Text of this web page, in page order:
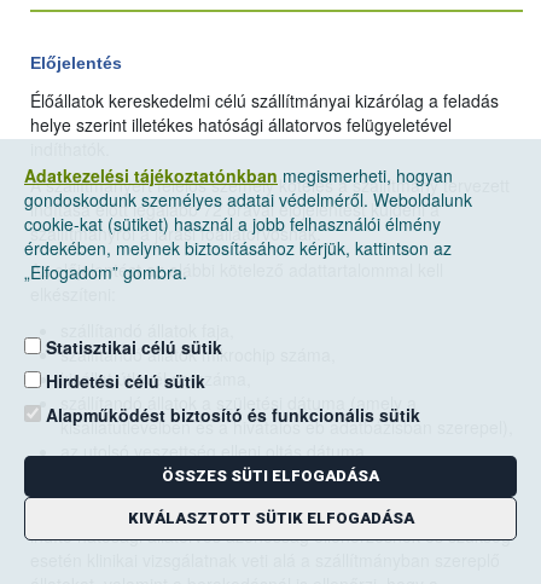
Előjelentés
Élőállatok kereskedelmi célú szállítmányai kizárólag a feladás
helye szerint illetékes hatósági állatorvos felügyeletével
A szállítmányért felelős személy köteles a szállítmány tervezett
indítása előtt legalább 72 órával előjelentést küldeni a
szállítmányról a járási főállatorvosnak.
Az előjelentést az alábbi kötelező adattartalommal kell
szállítandó állatok mikrochip száma,
kisállat útlevél sorszáma,
kisállatútlevélben és a hivatalos eb adatbázisban szerepel),
az utolsó veszettség elleni oltás dátuma,
a tenyésztő FELIR azonosítója.
A szállítmány indítását megelőző 48 órán belül a szállítmányt
indító hatósági állatorvos azonosság ellenőrzésnek és szükség
Adatkezelési tájékoztatónkban megismerheti, hogyan
gondoskodunk személyes adatai védelméről. Weboldalunk
cookie-kat (sütiket) használ a jobb felhasználói élmény
érdekében, melynek biztosításához kérjük, kattintson az
„Elfogadom” gombra.
Statisztikai célú sütik
Hirdetési célú sütik
Alapműködést biztosító és funkcionális sütik
ÖSSZES SÜTI ELFOGADÁSA
KIVÁLASZTOTT SÜTIK ELFOGADÁSA